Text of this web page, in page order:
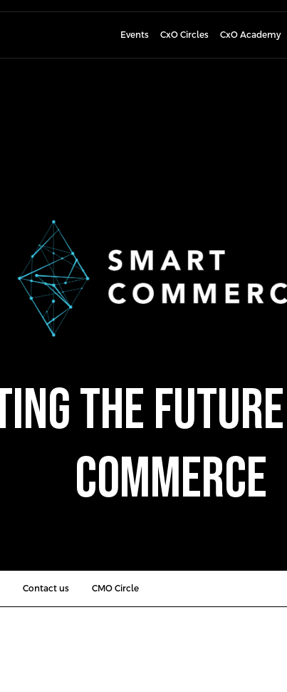
Events CxO Circles CxO Academy
the
commerce
Contact us CMO Circle